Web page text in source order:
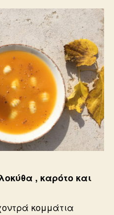
, καρότο και
κομμάτια